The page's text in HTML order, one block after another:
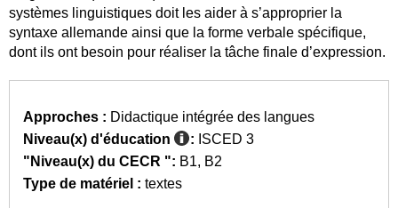
systèmes linguistiques doit les aider à s’approprier la
syntaxe allemande ainsi que la forme verbale spécifique,
dont ils ont besoin pour réaliser la tâche finale d’expression.
Approches : Didactique intégrée des langues
Niveau(x) d'éducation
: ISCED 3
"Niveau(x) du CECR ": B1
B2
Type de matériel : textes